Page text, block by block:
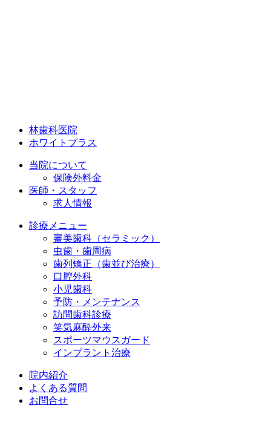
林歯科医院
ホワイトプラス
当院について
保険外料金
医師・スタッフ
求人情報
診療メニュー
審美歯科（セラミック）
虫歯・歯周病
歯列矯正（歯並び治療）
口腔外科
小児歯科
予防・メンテナンス
訪問歯科診療
笑気麻酔外来
スポーツマウスガード
インプラント治療
院内紹介
よくある質問
お問合せ